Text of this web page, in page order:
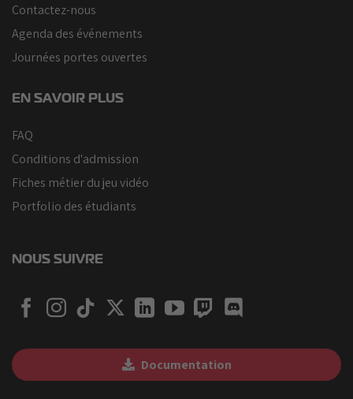
Contactez-nous
Agenda des événements
Journées portes ouvertes
EN SAVOIR PLUS
FAQ
Conditions d'admission
Fiches métier du jeu vidéo
Portfolio des étudiants
NOUS SUIVRE
Documentation